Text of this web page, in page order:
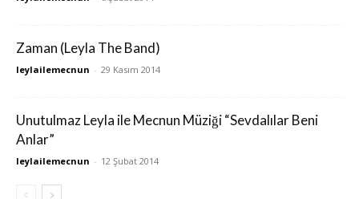
Zaman (Leyla The Band)
leylailemecnun - 29 Kasım 2014
Unutulmaz Leyla ile Mecnun Müziği “Sevdalılar Beni
Anlar”
leylailemecnun - 12 Şubat 2014